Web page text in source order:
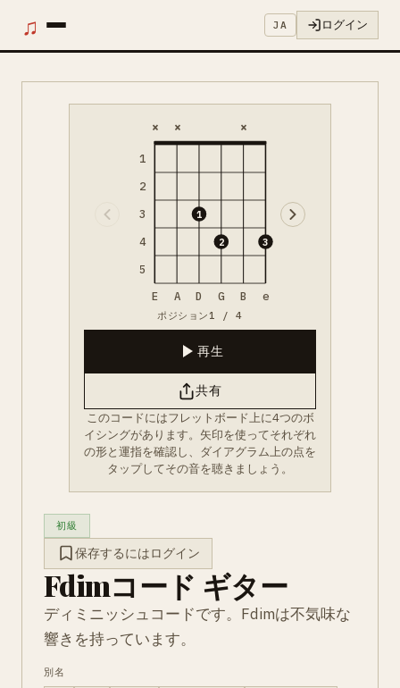
♫ JA ログイン
1
2
3
4
5
× × ×
1
2 3
E A D G B e
ポジション1 / 4
再生
共有
このコードにはフレットボード上に4つのボ
イシングがあります。矢印を使ってそれぞれ
の形と運指を確認し、ダイアグラム上の点を
タップしてその音を聴きましょう。
初級
保存するにはログイン
Fdimコード ギター
ディミニッシュコードです。Fdimは不気味な
響きを持っています。
別名